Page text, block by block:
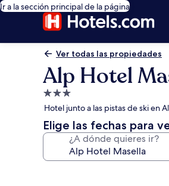
Ir a la sección principal de la página
Ver todas las propiedades
Alp Hotel
Propiedad
de
3.0
estrellas
Hotel junto a las pistas de ski en
Elige las fechas para
¿A dónde quieres ir?